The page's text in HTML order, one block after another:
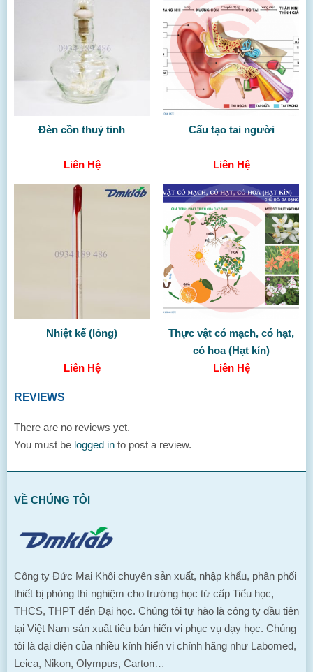
Đèn cồn thuỷ tinh
Liên Hệ
Cấu tạo tai người
Liên Hệ
Nhiệt kế (lỏng)
Liên Hệ
Thực vật có mạch, có hạt,
có hoa (Hạt kín)
Liên Hệ
REVIEWS
There are no reviews yet.
You must be logged in to post a review.
VỀ CHÚNG TÔI
Công ty Đức Mai Khôi chuyên sản xuất, nhập khẩu, phân phối
thiết bị phòng thí nghiệm cho trường học từ cấp Tiểu học,
THCS, THPT đến Đại học. Chúng tôi tự hào là công ty đầu tiên
tại Việt Nam sản xuất tiêu bản hiển vi phục vụ dạy học. Chúng
tôi là đại diện của nhiều kính hiển vi chính hãng như Labomed,
Leica, Nikon, Olympus, Carton…